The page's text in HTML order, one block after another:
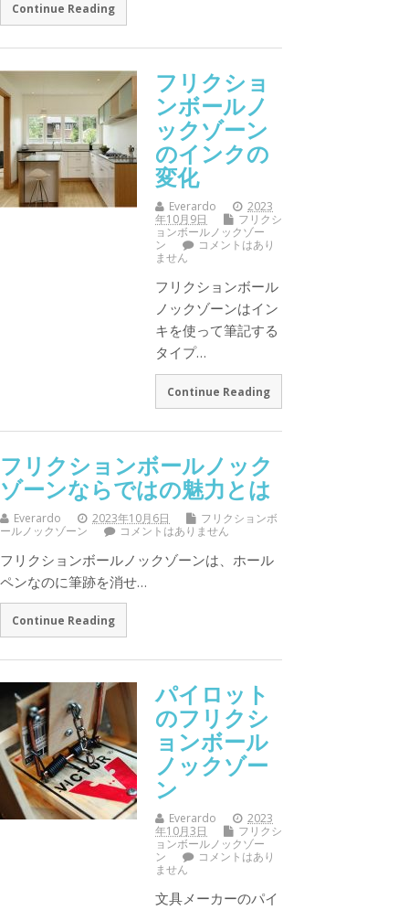
Continue Reading
フリクショ
ンボールノ
ックゾーン
のインクの
変化
Everardo
2023
年10月9日
フリクシ
ョンボールノックゾー
ン
コメントはあり
ません
フリクションボール
ノックゾーンはイン
キを使って筆記する
タイプ…
Continue Reading
フリクションボールノック
ゾーンならではの魅力とは
Everardo 2023年10月6日
フリクションボ
ールノックゾーン
コメントはありません
フリクションボールノックゾーンは、ホール
ペンなのに筆跡を消せ…
Continue Reading
パイロット
のフリクシ
ョンボール
ノックゾー
ン
Everardo
2023
年10月3日
フリクシ
ョンボールノックゾー
ン
コメントはあり
ません
文具メーカーのパイ